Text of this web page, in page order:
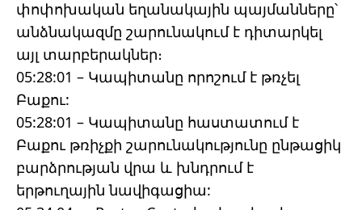
փոփոխական եղանակային պայմանները՝
անձնակազմը շարունակում է դիտարկել
այլ տարբերակներ։
05:28:01 – Կապիտանը որոշում է թռչել
Բաքու:
05:28:01 – Կապիտանը հաստատում է
Բաքու թռիչքի շարունակությունը ընթացիկ
բարձրության վրա և խնդրում է
երթուղային նավիգացիա: